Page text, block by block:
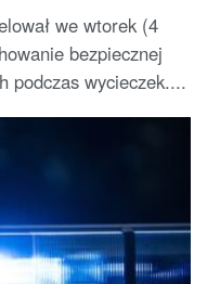
we wtorek (4
bezpiecznej
podczas wycieczek....